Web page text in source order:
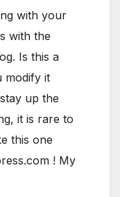
with your
with the
Is this a
modify it
up the
it is rare to
this one
! My